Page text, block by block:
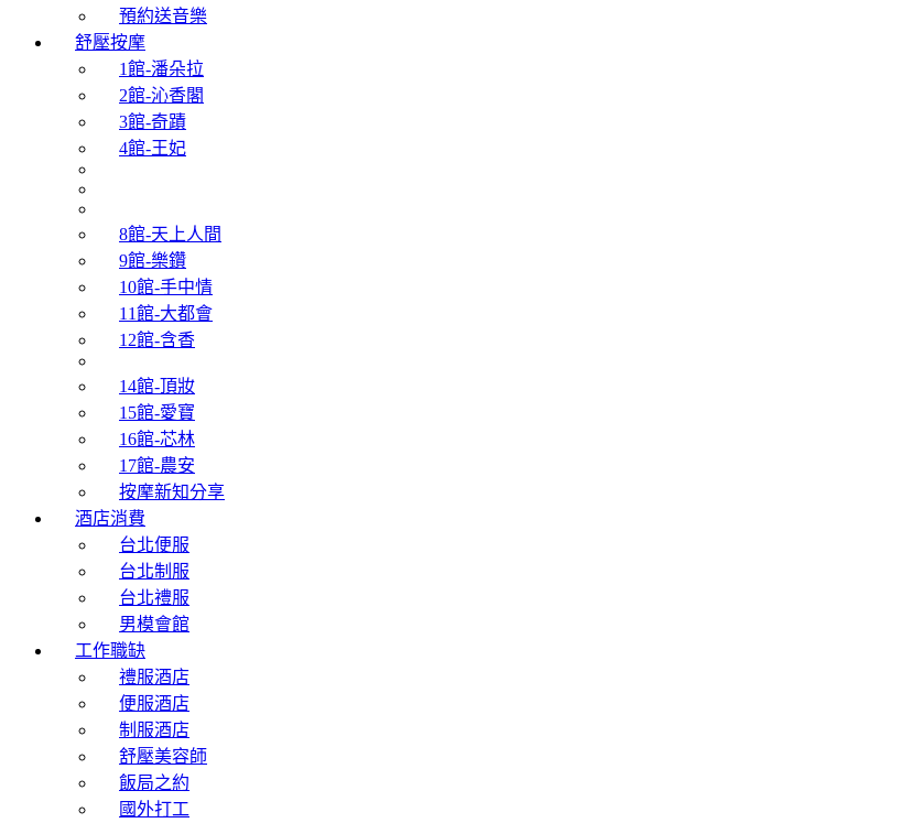
預約送音樂
舒壓按摩
1館-潘朵拉
2館-沁香閣
3館-奇蹟
4館-王妃
8館-天上人間
9館-樂鑽
10館-手中情
11館-大都會
12館-含香
14館-頂妝
15館-愛寶
16館-芯林
17館-農安
按摩新知分享
酒店消費
台北便服
台北制服
台北禮服
男模會館
工作職缺
禮服酒店
便服酒店
制服酒店
舒壓美容師
飯局之約
國外打工